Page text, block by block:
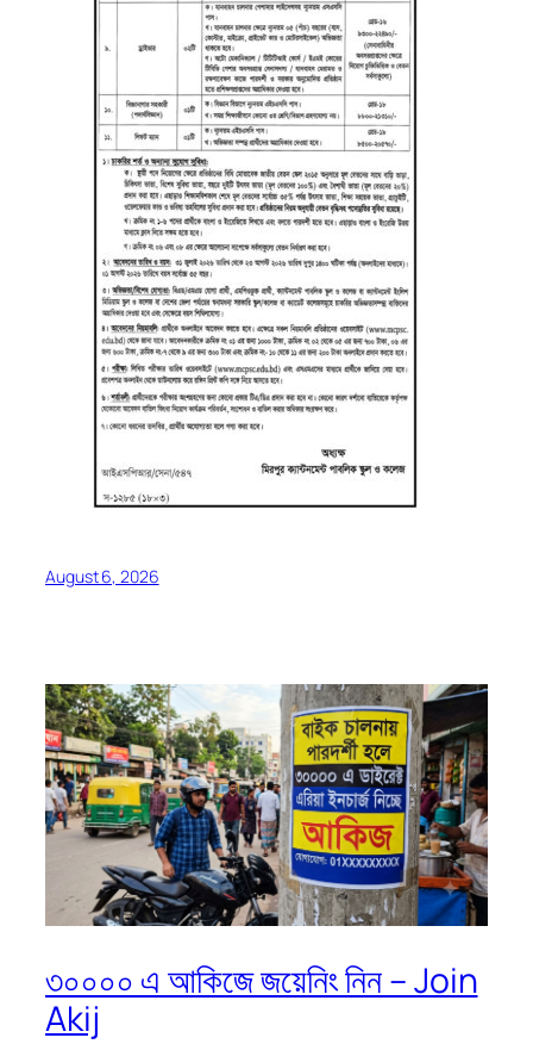
August 6, 2026
৩০০০০ এ আকিজে জয়েনিং নিন – Join
Akij